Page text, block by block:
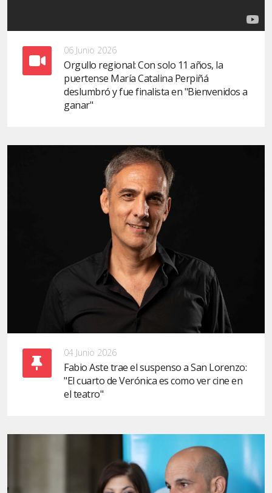
06 Junio 2026
Orgullo regional: Con solo 11 años, la
puertense María Catalina Perpiñá
deslumbró y fue finalista en "Bienvenidos a
ganar"
04 Junio 2026
Fabio Aste trae el suspenso a San Lorenzo:
"El cuarto de Verónica es como ver cine en
el teatro"